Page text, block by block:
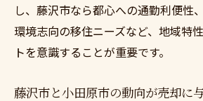
し、藤沢市なら都心への通勤利便性
環境志向の移住ニーズなど、地域特
トを意識することが重要です。
藤沢市と小田原市の動向が売却に